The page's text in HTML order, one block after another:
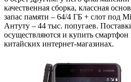
качественная сборка, классная
запас памяти – 64/4 ГБ + слот под
Антуту – 44 тыс. попугаев.
осуществляются и купить
китайских интернет-магазинах.